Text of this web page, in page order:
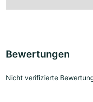
Bewertungen
Nicht verifizierte